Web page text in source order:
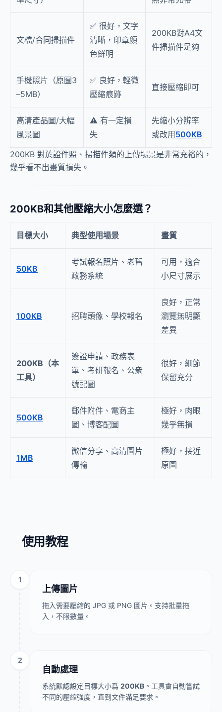
文檔/合同掃描件
✅ 很好，文字
清晰，印章顏
色鮮明
200KB對A4文
件掃描件足夠
手機照片（原圖3
–5MB）
✅ 良好，輕微
壓縮痕跡
直接壓縮即可
高清產品圖/大幅
風景圖
⚠️ 有一定損
失
先縮小分辨率
或改用 500KB
200KB 對於證件照、掃描件類的上傳場景是非常充裕的，
幾乎看不出畫質損失。
200KB和其他壓縮大小怎麼選？
目標大小 典型使用場景 畫質
50KB
考試報名照片、老舊
政務系統
可用，適合
小尺寸展示
100KB 招聘頭像、學校報名
良好，正常
瀏覽無明顯
差異
200KB（本
工具）
簽證申請、政務表
單、考研報名、公衆
號配圖
很好，細節
保留充分
500KB
郵件附件、電商主
圖、博客配圖
極好，肉眼
幾乎無損
1MB
微信分享、高清圖片
傳輸
極好，接近
原圖
使用教程
1
上傳圖片
拖入需要壓縮的 JPG 或 PNG 圖片。支持批量拖
入，不限數量。
2
自動處理
系統默認設定目標大小爲 200KB 。工具會自動嘗試
不同的壓縮強度，直到文件滿足要求。